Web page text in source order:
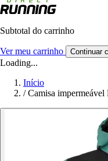
Subtotal do carrinho
Ver meu carrinho Continuar
Loading...
Início
/ Camisa